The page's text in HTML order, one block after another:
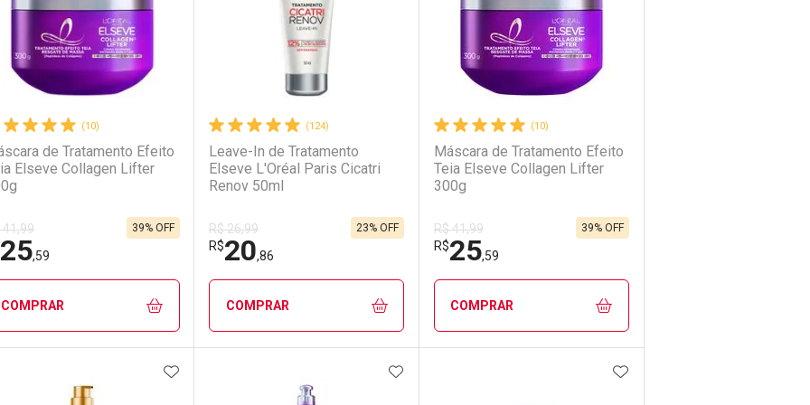
(10)
de Tratamento Efeito
Elseve Collagen Lifter
41,99
25,59
39% OFF
COMPRAR
FECHAR
FECHAR
(124)
Leave-In de Tratamento
Elseve L'Oréal Paris Cicatri
Renov 50ml
R$ 26,99
R$20,86
23% OFF
COMPRAR
FECHAR
FECHAR
(10)
Máscara de Tratamento Efeito
Teia Elseve Collagen Lifter
300g
R$ 41,99
R$25,59
39% OFF
COMPRAR
FECHAR
FECHAR
ADICIONAR AOS FAVORITOS ADICIONAR AOS FAVORITOS ADICIONAR AOS